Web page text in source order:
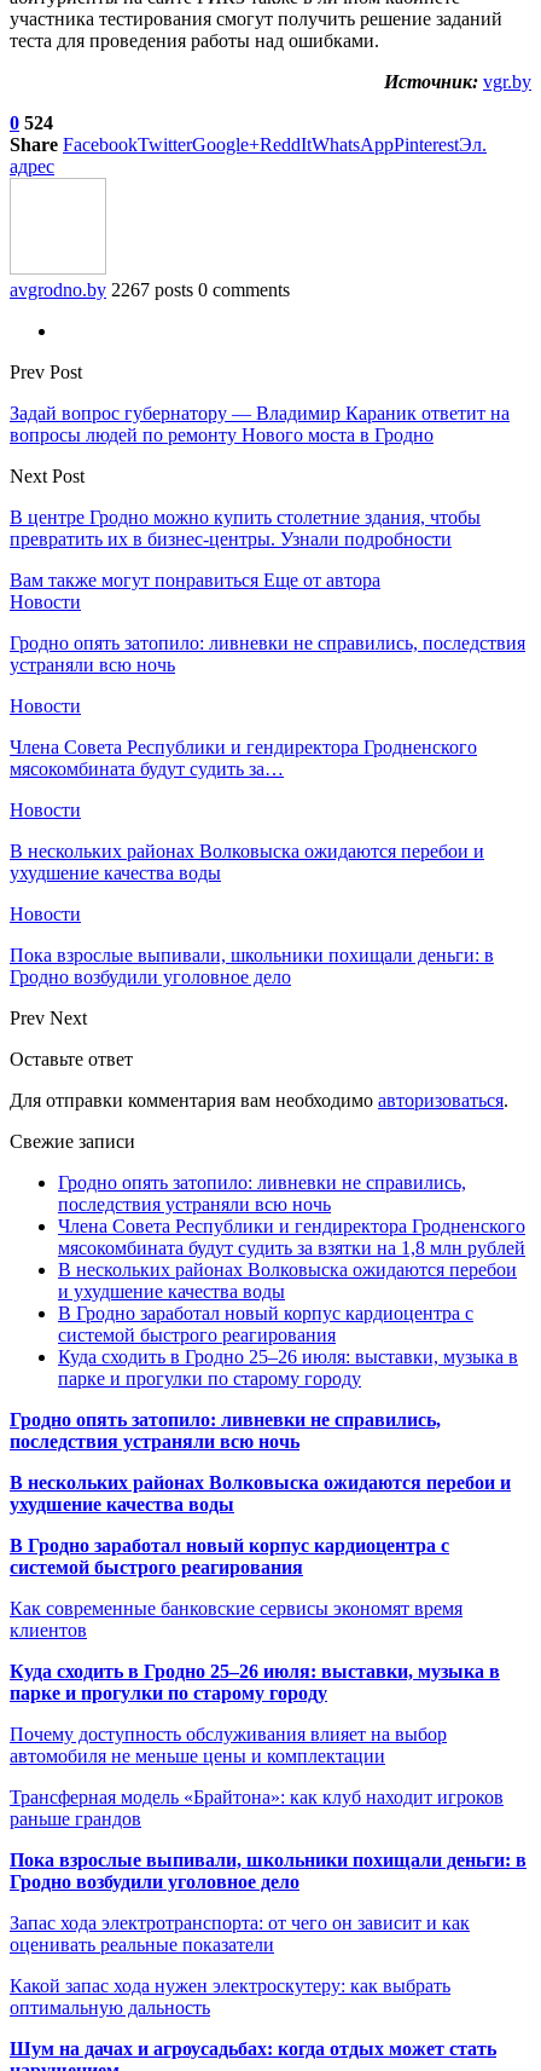
участника тестирования смогут получить решение заданий
теста для проведения работы над ошибками.
Источник: vgr.by
0 524
Share FacebookTwitterGoogle+ReddItWhatsAppPinterestЭл.
адрес
avgrodno.by 2267 posts 0 comments
Prev Post
Задай вопрос губернатору — Владимир Караник ответит на
вопросы людей по ремонту Нового моста в Гродно
Next Post
В центре Гродно можно купить столетние здания, чтобы
превратить их в бизнес-центры. Узнали подробности
Вам также могут понравиться Еще от автора
Новости
Гродно опять затопило: ливневки не справились, последствия
устраняли всю ночь
Новости
Члена Совета Республики и гендиректора Гродненского
мясокомбината будут судить за…
Новости
В нескольких районах Волковыска ожидаются перебои и
ухудшение качества воды
Новости
Пока взрослые выпивали, школьники похищали деньги: в
Гродно возбудили уголовное дело
Prev Next
Оставьте ответ
Для отправки комментария вам необходимо авторизоваться.
Свежие записи
Гродно опять затопило: ливневки не справились,
последствия устраняли всю ночь
Члена Совета Республики и гендиректора Гродненского
мясокомбината будут судить за взятки на 1,8 млн рублей
В нескольких районах Волковыска ожидаются перебои
и ухудшение качества воды
В Гродно заработал новый корпус кардиоцентра с
системой быстрого реагирования
Куда сходить в Гродно 25–26 июля: выставки, музыка в
парке и прогулки по старому городу
Гродно опять затопило: ливневки не справились,
последствия устраняли всю ночь
В нескольких районах Волковыска ожидаются перебои и
ухудшение качества воды
В Гродно заработал новый корпус кардиоцентра с
системой быстрого реагирования
Как современные банковские сервисы экономят время
клиентов
Куда сходить в Гродно 25–26 июля: выставки, музыка в
парке и прогулки по старому городу
Почему доступность обслуживания влияет на выбор
автомобиля не меньше цены и комплектации
Трансферная модель «Брайтона»: как клуб находит игроков
раньше грандов
Пока взрослые выпивали, школьники похищали деньги: в
Гродно возбудили уголовное дело
Запас хода электротранспорта: от чего он зависит и как
оценивать реальные показатели
Какой запас хода нужен электроскутеру: как выбрать
оптимальную дальность
Шум на дачах и агроусадьбах: когда отдых может стать